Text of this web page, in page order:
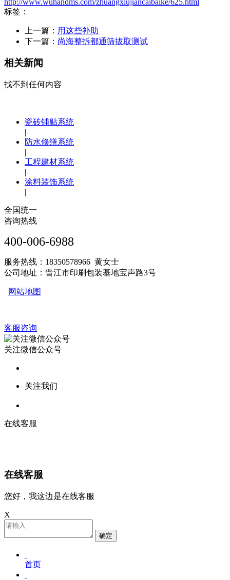
标签：
上一篇： 用这些补助
下一篇： 尚海整拆都通筛拔取测试
相关新闻
找不到任何内容
瓷砖铺贴系统
|
防水修缮系统
|
工程建材系统
|
涂料装饰系统
|
全国统一
咨询热线
400-006-6988
服务热线：18350578966 黄女士
公司地址：晋江市印刷包装基地宝声路3号
网站地图
客服咨询
关注微信公众号
关注我们
在线客服
在线客服
您好，我这边是在线客服
X
确定
首页